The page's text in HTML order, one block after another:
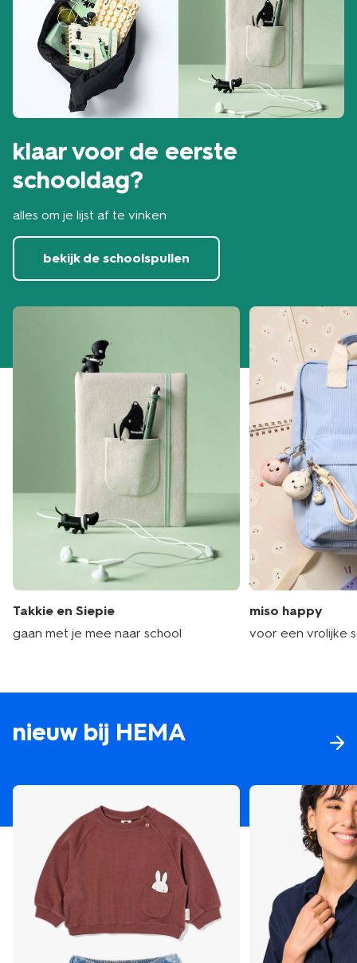
klaar voor de eerste
schooldag?
alles om je lijst af te vinken
bekijk de schoolspullen
Takkie en Siepie
gaan met je mee naar school
miso happy
voor een vrolijke
nieuw bij HEMA